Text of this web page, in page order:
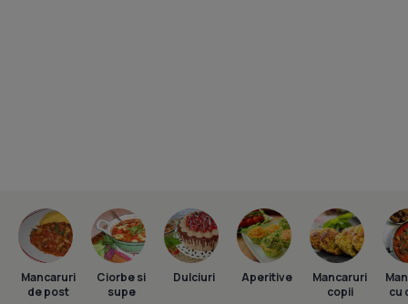
Mancaruri
de post
Ciorbe si
supe
Dulciuri Aperitive
Mancaruri
copii
cu